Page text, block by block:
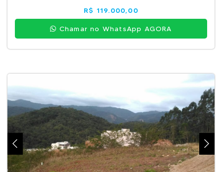
R$ 119.000,00
Chamar no WhatsApp AGORA